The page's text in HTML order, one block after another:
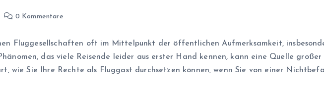
0 Kommentare
Fluggesellschaften oft im Mittelpunkt der öffentlichen Aufmerksamkeit,
das viele Reisende leider aus erster Hand kennen, kann eine Quelle
wie Sie Ihre Rechte als Fluggast durchsetzen können, wenn Sie von einer